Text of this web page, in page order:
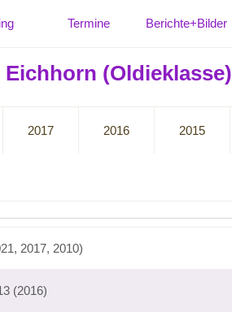
Termine Berichte+Bilder
(Oldieklasse)
2017 2016 2015
2017, 2010)
(2016)